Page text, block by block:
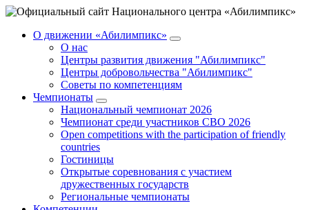
О движении «Абилимпикс»
О нас
Центры развития движения "Абилимпикс"
Центры добровольчества "Абилимпикс"
Советы по компетенциям
Чемпионаты
Национальный чемпионат 2026
Чемпионат среди участников СВО 2026
Open competitions with the participation of friendly
countries
Гостиницы
Открытые соревнования с участием
дружественных государств
Региональные чемпионаты